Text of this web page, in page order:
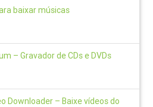
baixar músicas
– Gravador de CDs e DVDs
Downloader – Baixe vídeos do